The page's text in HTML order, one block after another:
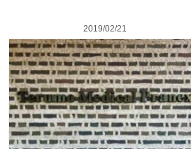
2019/02/21